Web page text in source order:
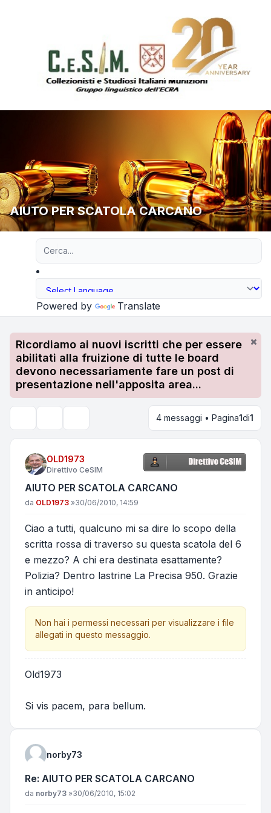
AIUTO PER SCATOLA CARCANO
Powered by Translate
Ricordiamo ai nuovi iscritti che per essere
abilitati alla fruizione di tutte le board
devono necessariamente fare un post di
presentazione nell'apposita area...
4 messaggi • Pagina1di1
OLD1973
Direttivo CeSIM
AIUTO PER SCATOLA CARCANO
Messaggio
da OLD1973 »30/06/2010, 14:59
Ciao a tutti, qualcuno mi sa dire lo scopo della
scritta rossa di traverso su questa scatola del 6
e mezzo? A chi era destinata esattamente?
Polizia? Dentro lastrine La Precisa 950. Grazie
in anticipo!
Non hai i permessi necessari per visualizzare i file
allegati in questo messaggio.
Old1973
Si vis pacem, para bellum.
norby73
Re: AIUTO PER SCATOLA CARCANO
Messaggio
da norby73 »30/06/2010, 15:02